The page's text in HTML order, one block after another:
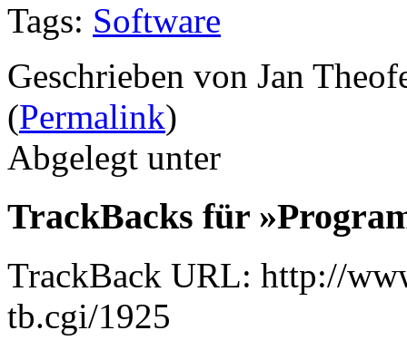
Tags: Software
Geschrieben von Jan
(Permalink)
Abgelegt unter
TrackBacks für
TrackBack URL: http://
tb.cgi/1925